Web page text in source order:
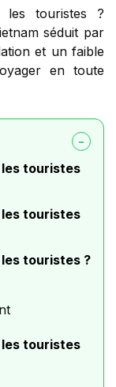
les touristes ?
séduit par
et un faible
en toute
touristes
touristes
touristes ?
touristes